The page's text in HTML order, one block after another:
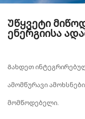
Უწყვეტი
Ენერგიისა
Გახდეთ
ამომწურავი
მომწოდებელი.